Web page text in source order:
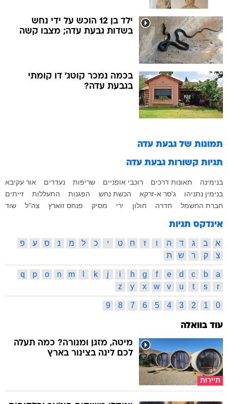
ילד בן 12 הוכש על ידי נחש
בשדות גבעת עדה; מצבו קשה
בכמה נמכר קוטג' דו קומתי
בגבעת עדה?
תמונות של גבעת עדה
תגיות קשורות גבעת עדה
בנימינה תאונות דרכים רוכבי אופניים שריפות נעדרים
אור עקיבא
בנימין נתניהו
ג'סר א-זרקא הכשת נחש הפגנות התעללות
זייתים
חברת החשמל
חדרה חולון ירי מסיק פנחס זוארץ צה"ל שוד
אינדקס תגיות
א ב ג ד ה ו ז ח ט י כ ל מ נ ס ע
פ
צ
ק ר ש ת
a
b
c
d
e
f
g
h
i
j
k
m
n
o
p
q
r
s
t
u
v
w
x
y
z
0
1
2
3
4
5
6
7
8
9
עוד בוואלה
תיירות
מיטה, מזגן ומנורה? כמה תעלה
לכם לינה בצינור בארץ